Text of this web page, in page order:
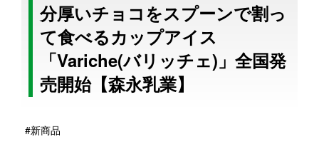
分厚いチョコをスプーンで割っ
て食べるカップアイス
「Variche(バリッチェ)」全国発
売開始【森永乳業】
#新商品